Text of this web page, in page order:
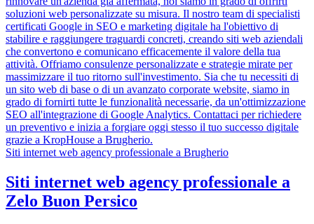
soluzioni web personalizzate su misura. Il nostro team di specialisti
certificati Google in SEO e marketing digitale ha l'obiettivo di
stabilire e raggiungere traguardi concreti, creando siti web aziendali
che convertono e comunicano efficacemente il valore della tua
attività. Offriamo consulenze personalizzate e strategie mirate per
massimizzare il tuo ritorno sull'investimento. Sia che tu necessiti di
un sito web di base o di un avanzato corporate website, siamo in
grado di fornirti tutte le funzionalità necessarie, da un'ottimizzazione
SEO all'integrazione di Google Analytics. Contattaci per richiedere
un preventivo e inizia a forgiare oggi stesso il tuo successo digitale
grazie a KropHouse a Brugherio.
Siti internet web agency professionale a Brugherio
Siti internet web agency professionale a
Zelo Buon Persico